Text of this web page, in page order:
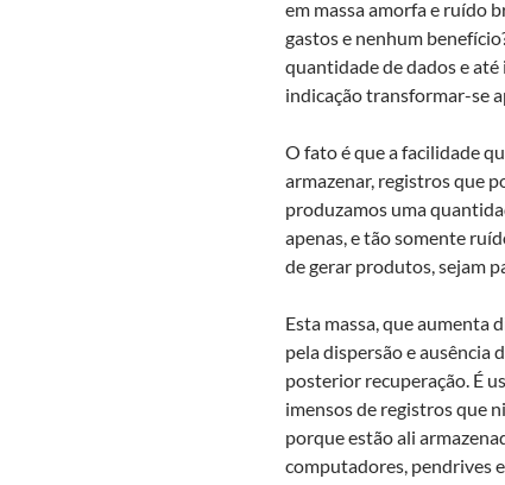
em massa amorfa e ruído
gastos e nenhum
quantidade de dados e
indicação transformar-se
O fato é que a facilidade
armazenar, registros que
produzamos uma
apenas, e tão somente
de gerar produtos, sejam
Esta massa, que aumenta
pela dispersão e ausência
posterior recuperação. É
imensos de registros que
porque estão ali
computadores, pendrives